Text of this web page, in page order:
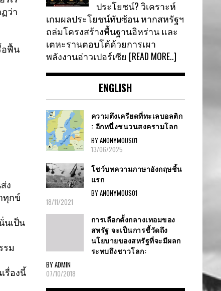
ว่า
อฟื้น
ง
ทุกข์
นเป็น
รม
รื่องนี้
ประโยชน์? วิเคราะห์
เกมผลประโยชน์ทับซ้อน หากสหรัฐฯ
ถล่มโครงสร้างพื้นฐานอิหร่าน และ
เตหะรานตอบโต้ด้วยการเผา
พลังงานอ่าวเปอร์เซีย [READ MORE..]
ENGLISH
ความตึงเครียดที่ทะเลบอลติก
: อีกหนึ่งชนวนสงครามโลก
BY ANONYMOUS01
13/06/2025
โชว์บทความภาษาอังกฤษชิ้น
แรก
BY ANONYMOUS01
18/11/2021
การเลือกตั้งกลางเทอมของ
สหรัฐ จะเป็นการชี้วัดถึง
นโยบายของสหรัฐที่จะมีผลก
ระทบถึงชาวโลก:
BY ADMIN
07/10/2018